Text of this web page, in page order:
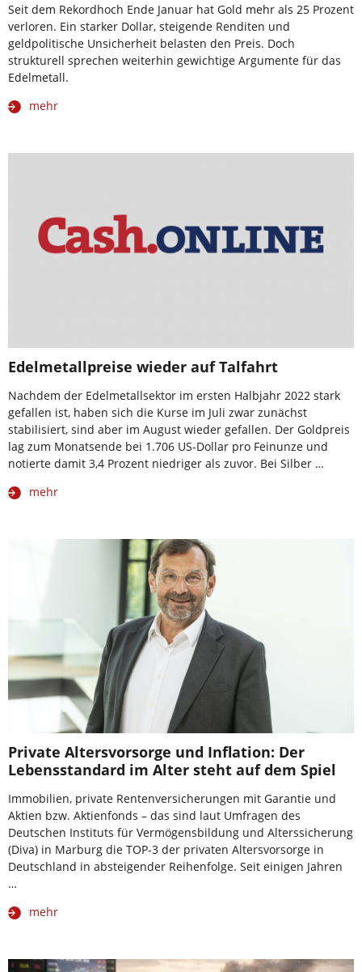
Seit dem Rekordhoch Ende Januar hat Gold mehr als 25 Prozent
verloren. Ein starker Dollar, steigende Renditen und
geldpolitische Unsicherheit belasten den Preis. Doch
strukturell sprechen weiterhin gewichtige Argumente für das
Edelmetall.
mehr
Edelmetallpreise wieder auf Talfahrt
Nachdem der Edelmetallsektor im ersten Halbjahr 2022 stark
gefallen ist, haben sich die Kurse im Juli zwar zunächst
stabilisiert, sind aber im August wieder gefallen. Der Goldpreis
lag zum Monatsende bei 1.706 US-Dollar pro Feinunze und
notierte damit 3,4 Prozent niedriger als zuvor. Bei Silber …
mehr
Private Altersvorsorge und Inflation: Der
Lebensstandard im Alter steht auf dem Spiel
Immobilien, private Rentenversicherungen mit Garantie und
Aktien bzw. Aktienfonds – das sind laut Umfragen des
Deutschen Instituts für Vermögensbildung und Alterssicherung
(Diva) in Marburg die TOP-3 der privaten Altersvorsorge in
Deutschland in absteigender Reihenfolge. Seit einigen Jahren
…
mehr